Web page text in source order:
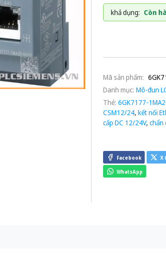
khả dụng: Còn
Mã sản phẩm:
Danh mục: Mô-đun
Thẻ: 6GK7177-
CSM12/24, kết nối
cấp DC 12/24V, chẩn
Facebook X
WhatsApp